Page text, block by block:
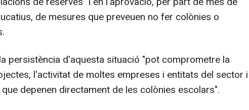
de mesures que preveuen no fer colònies o
persistència d'aquesta situació "pot comprometre la
l'activitat de moltes empreses i entitats del sector i
depenen directament de les colònies escolars".